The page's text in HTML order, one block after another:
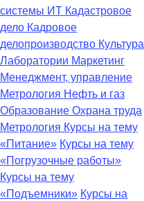
системы ИТ Кадастровое
дело Кадровое
делопроизводство Культура
Лаборатории Маркетинг
Менеджмент, управление
Метрология Нефть и газ
Образование Охрана труда
Метрология Курсы на тему
«Питание» Курсы на тему
«Погрузочные работы»
Курсы на тему
«Подъемники» Курсы на